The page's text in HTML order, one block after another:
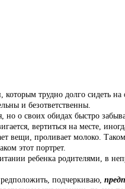
трудно долго сидеть
и безответственны.
но о своих обидах быстро
вертиться на месте,
вещи, проливает молоко.
этот портрет.
ребенка родителями, в
подчеркиваю,